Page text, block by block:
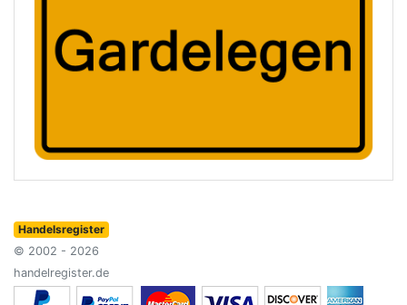
Handelsregister
© 2002 - 2026
handelregister.de